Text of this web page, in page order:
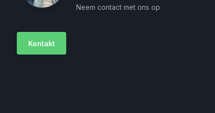
Neem contact met ons op
Kontakt